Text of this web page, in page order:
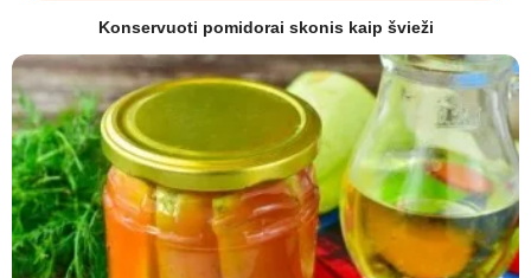
Konservuoti pomidorai skonis kaip švieži